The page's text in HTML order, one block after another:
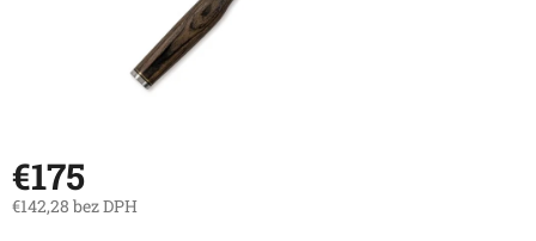
€175
€142,28 bez DPH